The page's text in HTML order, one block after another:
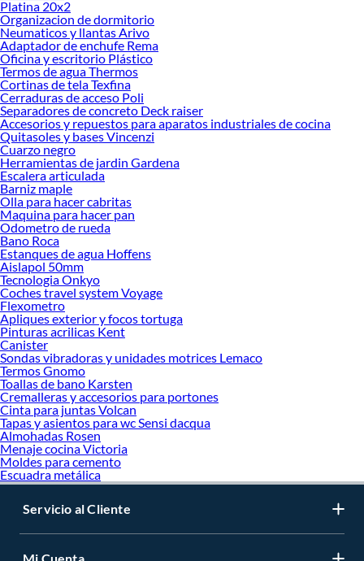
Explora la variedad de productos de Grifería para Duchas en Sodimac
Herramientas, materiales y accesorios de calidad para tus proyectos y
renovación de espacios. ¡Visítanos y descubre todo lo que tenemos para
ofrecerte!
Encuentra una amplia variedad de productos de Grifería para Duchas en
Sodimac. Encuentra todo lo necesario para tus proyectos de renovación y
decoración. ¡Visítanos y haz tus ideas realidad!
Platina 20x2
Organizacion de dormitorio
Neumaticos y llantas Arivo
Adaptador de enchufe Rema
Oficina y escritorio Plástico
Termos de agua Thermos
Cortinas de tela Texfina
Cerraduras de acceso Poli
Separadores de concreto Deck raiser
Accesorios y repuestos para aparatos industriales de cocina
Quitasoles y bases Vincenzi
Cuarzo negro
Herramientas de jardin Gardena
Escalera articulada
Barniz maple
Olla para hacer cabritas
Maquina para hacer pan
Odometro de rueda
Bano Roca
Estanques de agua Hoffens
Aislapol 50mm
Tecnologia Onkyo
Coches travel system Voyage
Flexometro
Apliques exterior y focos tortuga
Pinturas acrilicas Kent
Canister
Sondas vibradoras y unidades motrices Lemaco
Termos Gnomo
Toallas de bano Karsten
Cremalleras y accesorios para portones
Cinta para juntas Volcan
Tapas y asientos para wc Sensi dacqua
Almohadas Rosen
Menaje cocina Victoria
Moldes para cemento
Escuadra metálica
Servicio al Cliente